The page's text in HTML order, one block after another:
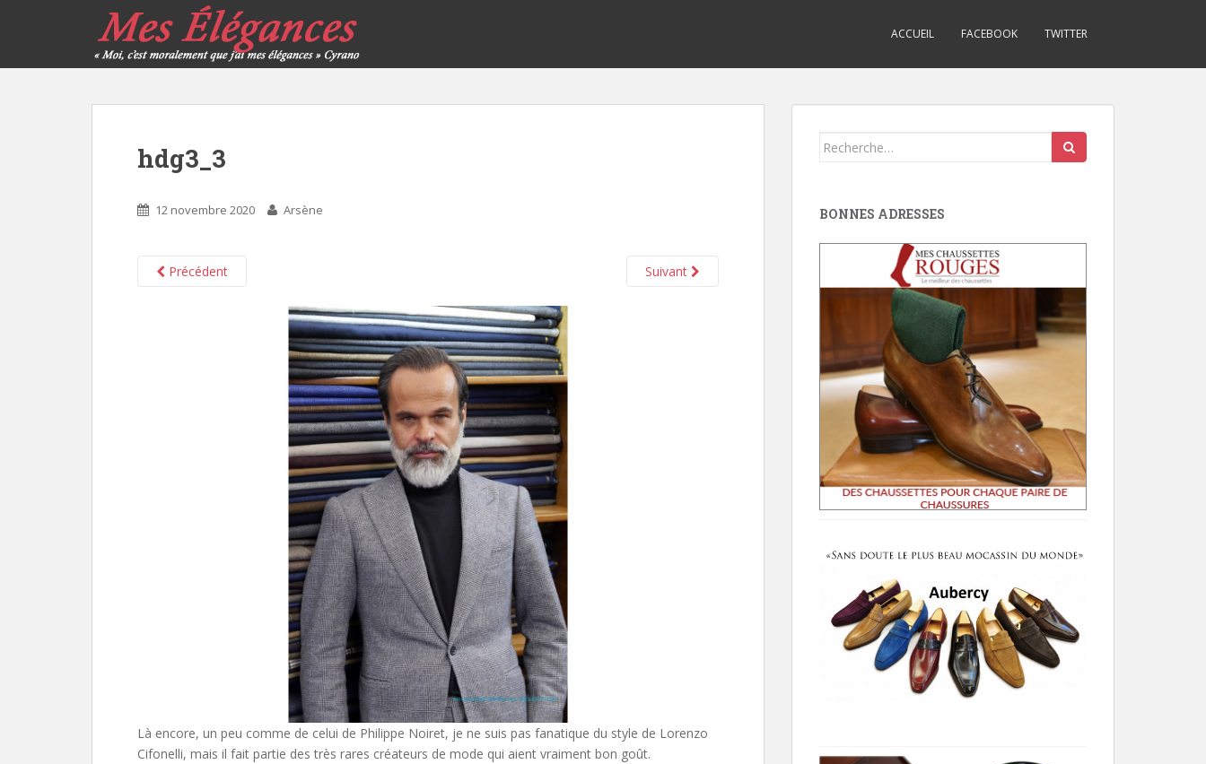
ACCUEIL FACEBOOK TWITTER
hdg3_3
12 novembre 2020 Arsène
Précédent Suivant
Là encore, un peu comme de celui de Philippe Noiret, je ne suis pas fanatique du style de Lorenzo
Cifonelli, mais il fait partie des très rares créateurs de mode qui aient vraiment bon goût.
Search
BONNES ADRESSES